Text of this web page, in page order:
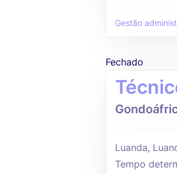
Gestão
Fechado
Luanda,
Tempo